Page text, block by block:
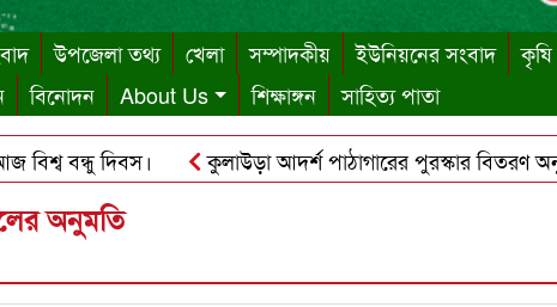
উপজেলা তথ্য খেলা সম্পাদকীয় ইউনিয়নের সংবাদ কৃষি
বিনোদন About Us শিক্ষাঙ্গন সাহিত্য পাতা
বন্ধু দিবস। কুলাউড়া আদর্শ পাঠাগারের পুরস্কার বিতরণ অনুষ্ঠিত।
পৃথিমপাশায় ঋণের বোঝা সইতে না পেরে দোকান কর্মচারীর আত্মহত্যা।
অনুমতি